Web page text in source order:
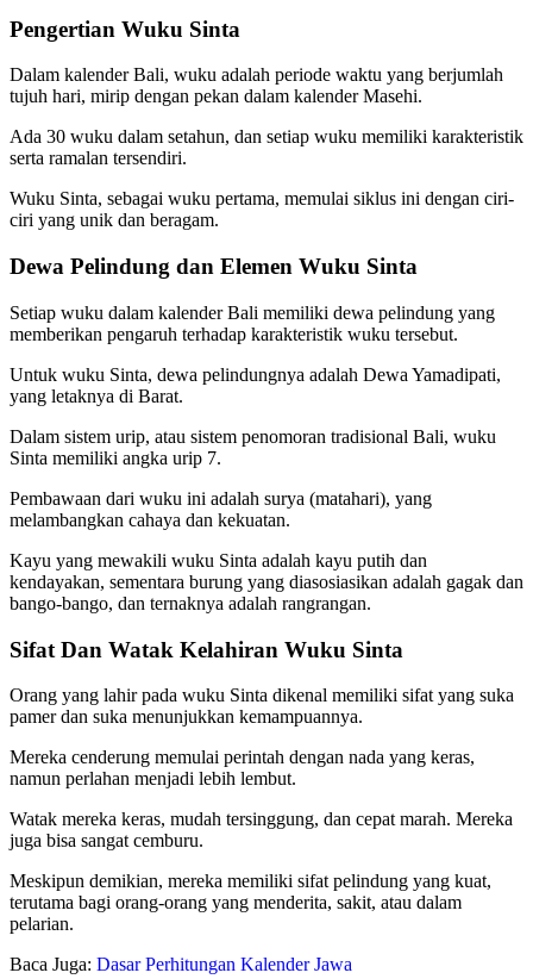
Pengertian Wuku Sinta
Dalam kalender Bali, wuku adalah periode waktu yang berjumlah
tujuh hari, mirip dengan pekan dalam kalender Masehi.
Ada 30 wuku dalam setahun, dan setiap wuku memiliki karakteristik
serta ramalan tersendiri.
Wuku Sinta, sebagai wuku pertama, memulai siklus ini dengan ciri-
ciri yang unik dan beragam.
Dewa Pelindung dan Elemen Wuku Sinta
Setiap wuku dalam kalender Bali memiliki dewa pelindung yang
memberikan pengaruh terhadap karakteristik wuku tersebut.
Untuk wuku Sinta, dewa pelindungnya adalah Dewa Yamadipati,
yang letaknya di Barat.
Dalam sistem urip, atau sistem penomoran tradisional Bali, wuku
Sinta memiliki angka urip 7.
Pembawaan dari wuku ini adalah surya (matahari), yang
melambangkan cahaya dan kekuatan.
Kayu yang mewakili wuku Sinta adalah kayu putih dan
kendayakan, sementara burung yang diasosiasikan adalah gagak dan
bango-bango, dan ternaknya adalah rangrangan.
Sifat Dan Watak Kelahiran Wuku Sinta
Orang yang lahir pada wuku Sinta dikenal memiliki sifat yang suka
pamer dan suka menunjukkan kemampuannya.
Mereka cenderung memulai perintah dengan nada yang keras,
namun perlahan menjadi lebih lembut.
Watak mereka keras, mudah tersinggung, dan cepat marah. Mereka
juga bisa sangat cemburu.
Meskipun demikian, mereka memiliki sifat pelindung yang kuat,
terutama bagi orang-orang yang menderita, sakit, atau dalam
pelarian.
Baca Juga: Dasar Perhitungan Kalender Jawa